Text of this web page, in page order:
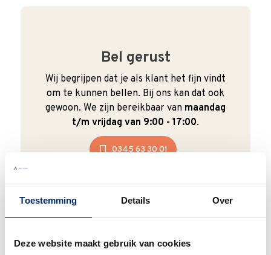
Toestemming Details Over
Deze website maakt gebruik van cookies
Bel gerust
Wij begrijpen dat je als klant het fijn vindt
om te kunnen bellen. Bij ons kan dat ook
gewoon. We zijn bereikbaar van maandag
t/m vrijdag van 9:00 - 17:00.
0345 63 30 01